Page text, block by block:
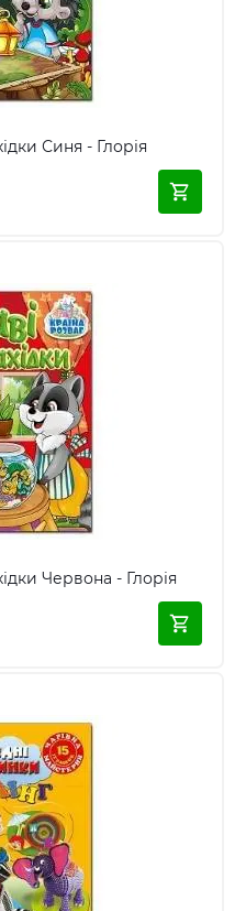
Синя - Глорія
Червона - Глорія